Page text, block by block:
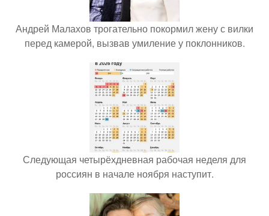
Андрей Малахов трогательно покормил жену с вилки
перед камерой, вызвав умиление у поклонников.
Следующая четырёхдневная рабочая неделя для
россиян в начале ноября наступит.